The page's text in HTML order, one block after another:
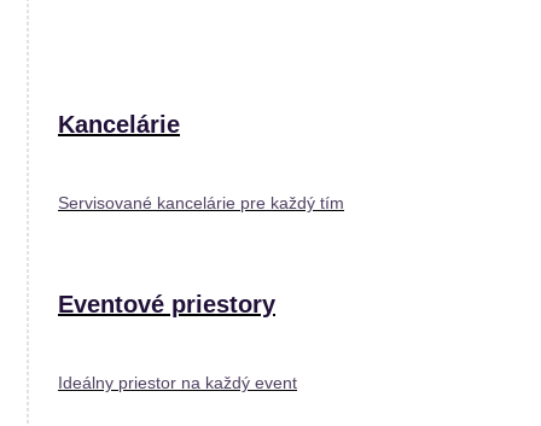
Kancelárie
Servisované kancelárie pre každý tím
Eventové priestory
Ideálny priestor na každý event